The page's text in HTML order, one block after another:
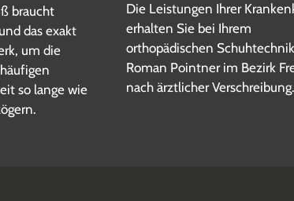
braucht
das exakt
um die
so lange wie
Die Leistungen Ihrer
erhalten Sie bei Ihrem
orthopädischen
Roman Pointner im Bezirk
nach ärztlicher Verschreibung.